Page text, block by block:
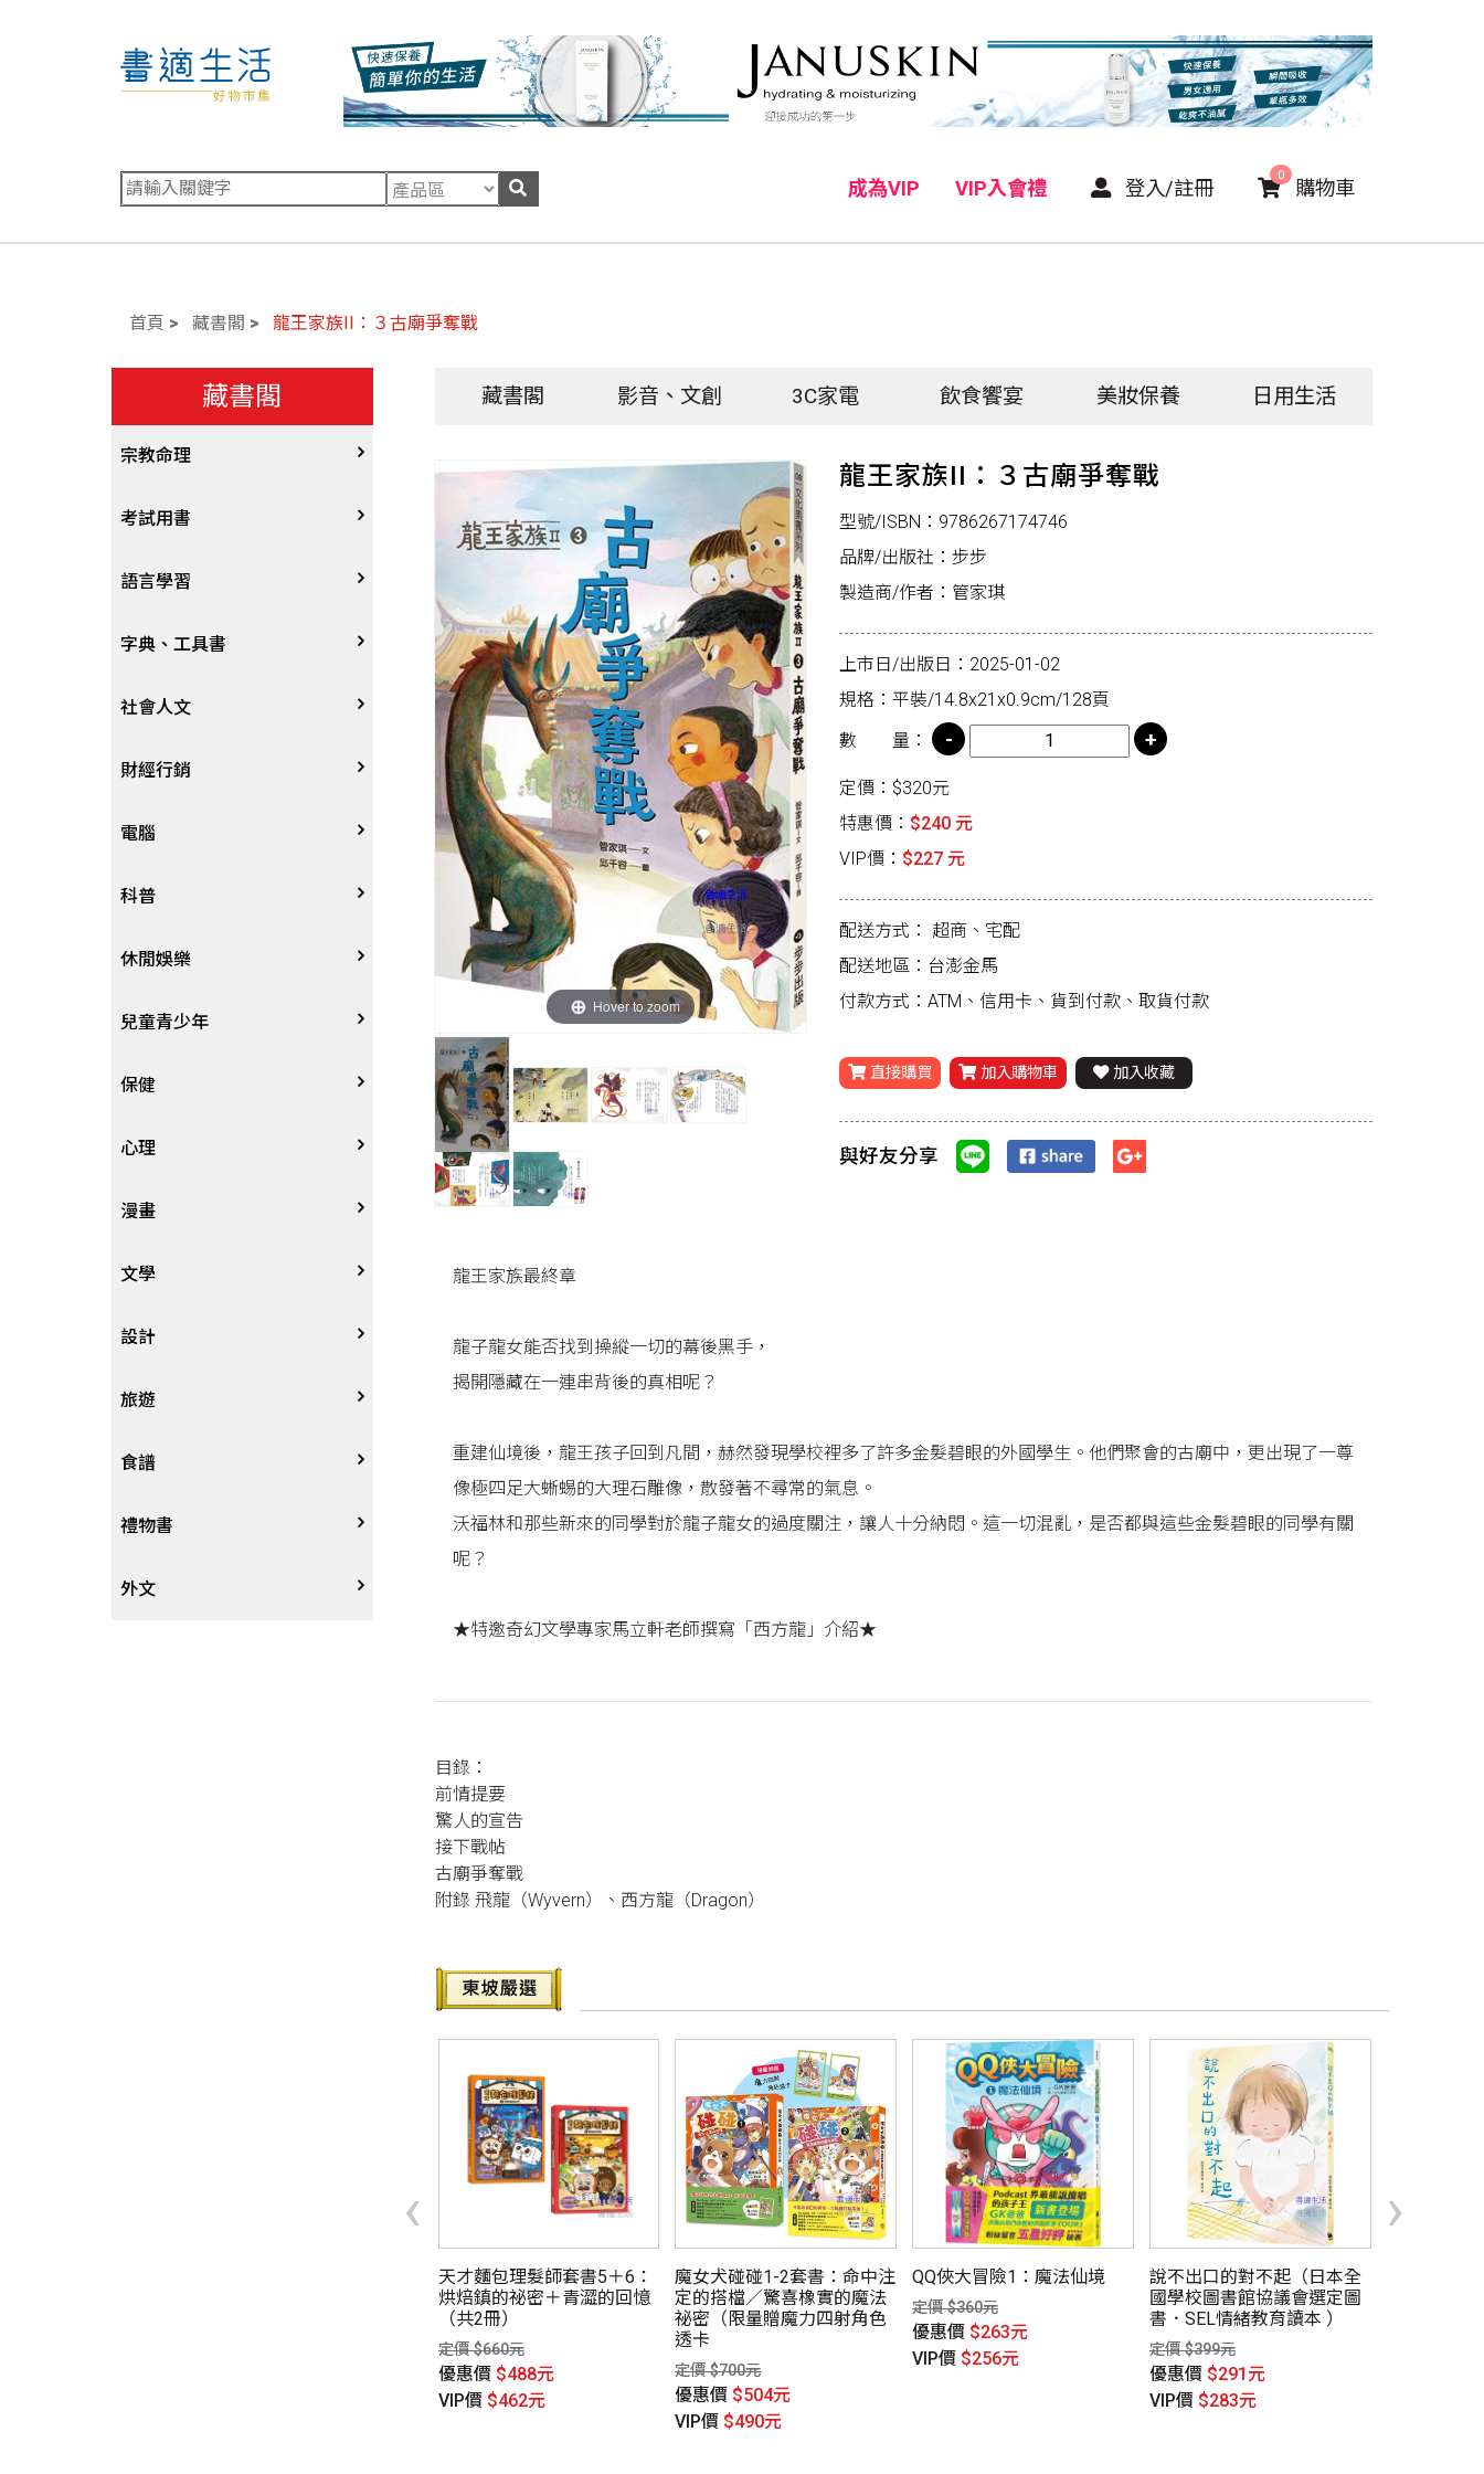
成為VIP VIP入會禮 登入/註冊 購物車
0
首頁 藏書閣 龍王家族II：３古廟爭奪戰
藏書閣
宗教命理
宗教
星象星座命理
考試用書
四技二專大學
國考、檢定
留學考試
學習法/考試方法
國中小參考書
語言學習
英語/美語
日語
韓語
歐語
東南亞語
閩南語/台語
其他語言
中文
字典、工具書
字辭典
百科、圖鑑
地圖集
其他工具書
社會人文
社會學、人文思想
法律
政治
軍事
哲學
歷史地理
歷史人物傳記
兩岸國際
財經行銷
行銷廣告
談判溝通
電子商務&趨勢
生涯規劃
經營管理、成功學
商學、經濟學
投資理財
人物傳記
職場工作術
電腦
軟體
硬體
技能檢定
電玩攻略
其他
科普
大自然動植物
天文地理
物理化學
科普
數學
航空
休閒娛樂
體育運動
音樂、樂譜
繪畫/書法
攝影
電影
棋藝桌遊
寵物
時尚、瘦身、芳療
戲劇、舞蹈
動腦解謎
兒童青少年
0~3歲
4~8歲
8~12歲
12~18歲
遊戲書
英語書
教育教養
保健
家庭、親子
疾病養生
醫療人文
心理
心理學
勵志成長
人際關係
生老病死
漫畫
漫畫
圖文繪本
限制級漫畫
文學
中文文學
中文詩詞
武俠小說
奇幻恐佈小說
推理小說
設計
藝術設計
居家佈置
建築工藝
園藝
旅遊
台灣
中港澳
日韓
食譜
中式
西式
禮物書
外文
藏書閣 影音、文創 3C家電 飲食饗宴 美妝保養 日用生活
Hover to zoom
龍王家族II：３古廟爭奪戰
型號/ISBN：9786267174746
品牌/出版社：步步
製造商/作者：管家琪
上市日/出版日：2025-01-02
規格：平裝/14.8x21x0.9cm/128頁
數 量：
定價：$320元
特惠價： $240 元
VIP價： $227 元
配送方式： 超商、宅配
配送地區：台澎金馬
付款方式：ATM、信用卡、貨到付款、取貨付款
直接購買 加入購物車 加入收藏
與好友分享
龍王家族最終章
龍子龍女能否找到操縱一切的幕後黑手，
揭開隱藏在一連串背後的真相呢？
重建仙境後，龍王孩子回到凡間，赫然發現學校裡多了許多金髮碧眼的外國學生。他們聚會的古廟中，更出現了一尊
像極四足大蜥蜴的大理石雕像，散發著不尋常的氣息。
沃福林和那些新來的同學對於龍子龍女的過度關注，讓人十分納悶。這一切混亂，是否都與這些金髮碧眼的同學有關
呢？
★特邀奇幻文學專家馬立軒老師撰寫「西方龍」介紹★
目錄：
前情提要
驚人的宣告
接下戰帖
古廟爭奪戰
附錄 飛龍（Wyvern）、西方龍（Dragon）
天才麵包理髮師套書5＋6：
烘焙鎮的祕密＋青澀的回憶
（共2冊）
定價 $660元
優惠價 $488元
VIP價 $462元
魔女犬碰碰1-2套書：命中注
定的搭檔／驚喜橡實的魔法
祕密（限量贈魔力四射角色
透卡
定價 $700元
優惠價 $504元
VIP價 $490元
QQ俠大冒險1：魔法仙境
定價 $360元
優惠價 $263元
VIP價 $256元
說不出口的對不起（日本全
國學校圖書館協議會選定圖
書．SEL情緒教育讀本 ）
定價 $399元
優惠價 $291元
VIP價 $283元
‹ ›